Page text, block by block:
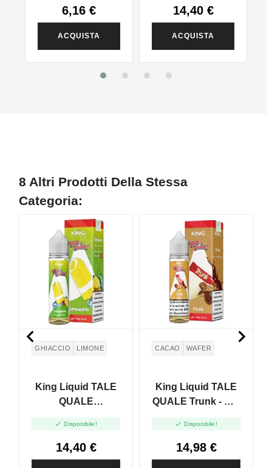
6,16 €
ACQUISTA
14,40 €
ACQUISTA
8 Altri Prodotti Della Stessa
Categoria:
GHIACCIO LIMONE
King Liquid TALE
QUALE
And Vape - 20ml
 Disponibile!
14,40 €
CACAO WAFER
King Liquid TALE
QUALE Trunk - Mix
 Disponibile!
14,98 €
 